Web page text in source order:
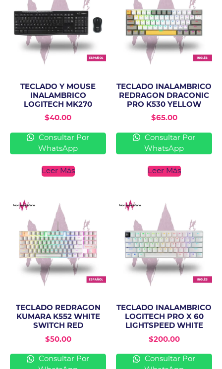
TECLADO Y MOUSE
INALAMBRICO
LOGITECH MK270
$40.00
Consultar Por
WhatsApp
Leer Más
TECLADO INALAMBRICO
REDRAGON DRACONIC
PRO K530 YELLOW
$65.00
Consultar Por
WhatsApp
Leer Más
TECLADO REDRAGON
KUMARA K552 WHITE
SWITCH RED
$50.00
Consultar Por
TECLADO INALAMBRICO
LOGITECH PRO X 60
LIGHTSPEED WHITE
$200.00
Consultar Por